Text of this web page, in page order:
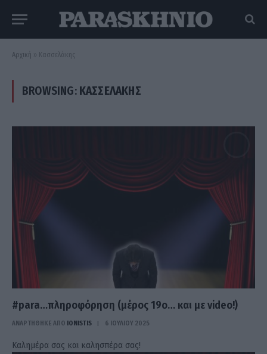
Αρχική » Κασσελάκης
BROWSING: ΚΑΣΣΕΛΆΚΗΣ
#para…πληροφόρηση (μέρος 19ο… και με video!)
ΑΝΑΡΤΗΘΗΚΕ ΑΠΟ IONISTIS 6 ΙΟΥΛΊΟΥ 2025
Καλημέρα σας και καλησπέρα σας!